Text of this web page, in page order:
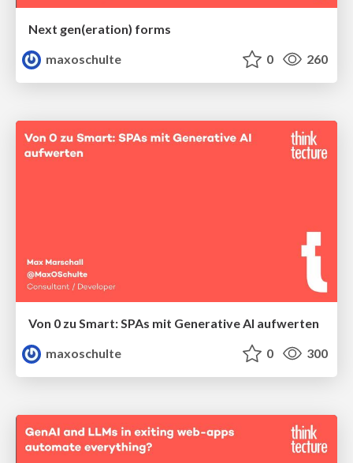
Next gen(eration) forms
maxoschulte
0 260
Von 0 zu Smart: SPAs mit Generative AI aufwerten
maxoschulte
0 300